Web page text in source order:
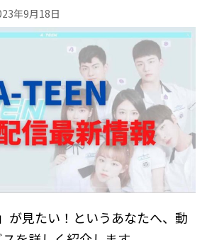
年9月18日
が見たい！というあなたへ、動